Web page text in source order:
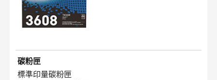
碳粉匣
標準印量碳粉匣